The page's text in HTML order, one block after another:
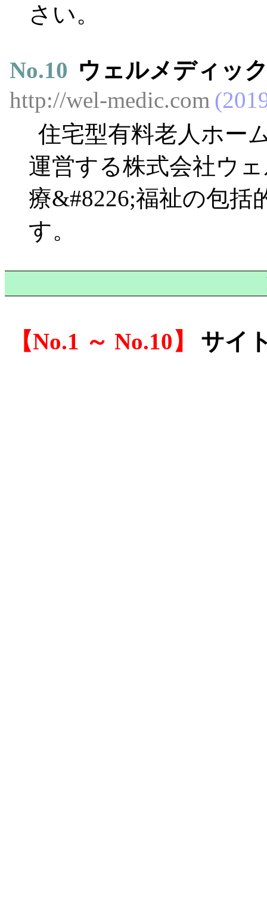
さい。
No.10 ウェルメディッ
http://wel-medic.com
住宅型有料老人ホー
運営する株式会社ウ
療&#8226;福祉の包括
す。
No.1 ～ No.10 サイ